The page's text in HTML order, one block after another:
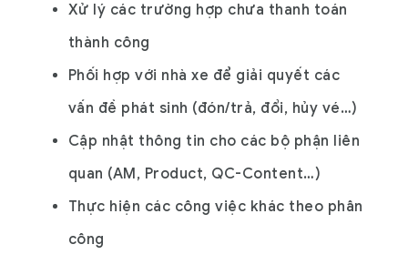
Xử lý các trường hợp chưa thanh toán
thành công
Phối hợp với nhà xe để giải quyết các
vấn đề phát sinh (đón/trả, đổi, hủy vé…)
Cập nhật thông tin cho các bộ phận liên
quan (AM, Product, QC-Content…)
Thực hiện các công việc khác theo phân
công